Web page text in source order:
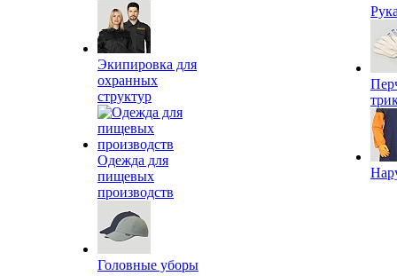
Экипировка для
охранных
структур
Одежда для
пищевых
производств
Головные уборы